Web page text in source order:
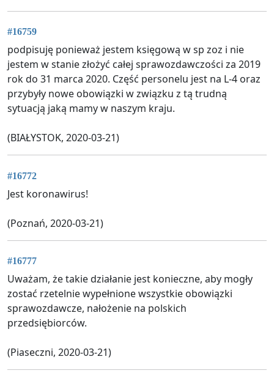
#16759
podpisuję ponieważ jestem księgową w sp zoz i nie
jestem w stanie złożyć całej sprawozdawczości za 2019
rok do 31 marca 2020. Część personelu jest na L-4 oraz
przybyły nowe obowiązki w związku z tą trudną
sytuacją jaką mamy w naszym kraju.
(BIAŁYSTOK, 2020-03-21)
#16772
Jest koronawirus!
(Poznań, 2020-03-21)
#16777
Uważam, że takie działanie jest konieczne, aby mogły
zostać rzetelnie wypełnione wszystkie obowiązki
sprawozdawcze, nałożenie na polskich
przedsiębiorców.
(Piaseczni, 2020-03-21)